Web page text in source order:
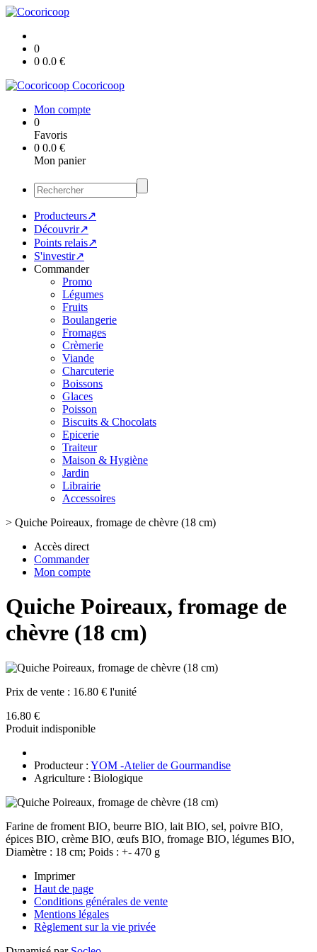
0
0 0.0 €
Cocoricoop
Mon compte
0
Favoris
0 0.0 €
Mon panier
Producteurs↗
Découvrir↗
Points relais↗
S'investir↗
Commander
Promo
Légumes
Fruits
Boulangerie
Fromages
Crèmerie
Viande
Charcuterie
Boissons
Glaces
Poisson
Biscuits & Chocolats
Epicerie
Traiteur
Maison & Hygiène
Jardin
Librairie
Accessoires
> Quiche Poireaux, fromage de chèvre (18 cm)
Accès direct
Commander
Mon compte
Quiche Poireaux, fromage de
chèvre (18 cm)
Prix de vente : 16.80 € l'unité
16.80 €
Produit indisponible
Producteur : YOM -Atelier de Gourmandise
Agriculture : Biologique
Farine de froment BIO, beurre BIO, lait BIO, sel, poivre BIO,
épices BIO, crème BIO, œufs BIO, fromage BIO, légumes BIO,
Diamètre : 18 cm; Poids : +- 470 g
Imprimer
Haut de page
Conditions générales de vente
Mentions légales
Règlement sur la vie privée